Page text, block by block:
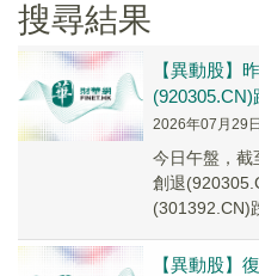
搜尋結果
【異動股】
(920305.CN)
2026年07月29
今日午盤，截
創退
(301392.CN)
【異動股】